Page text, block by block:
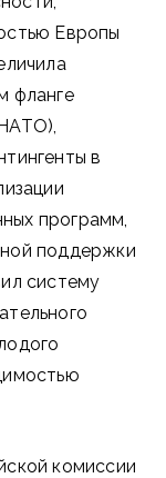
Европы
фланге
в
программ,
поддержки
систему
комиссии